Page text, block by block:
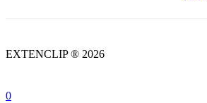
EXTENCLIP ® 2026
0